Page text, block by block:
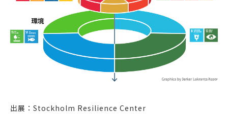
出展： Stockholm Resilience Center